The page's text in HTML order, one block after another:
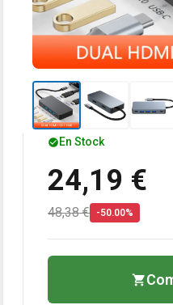
En Stock
24,19 €
48,38 € -50.00%